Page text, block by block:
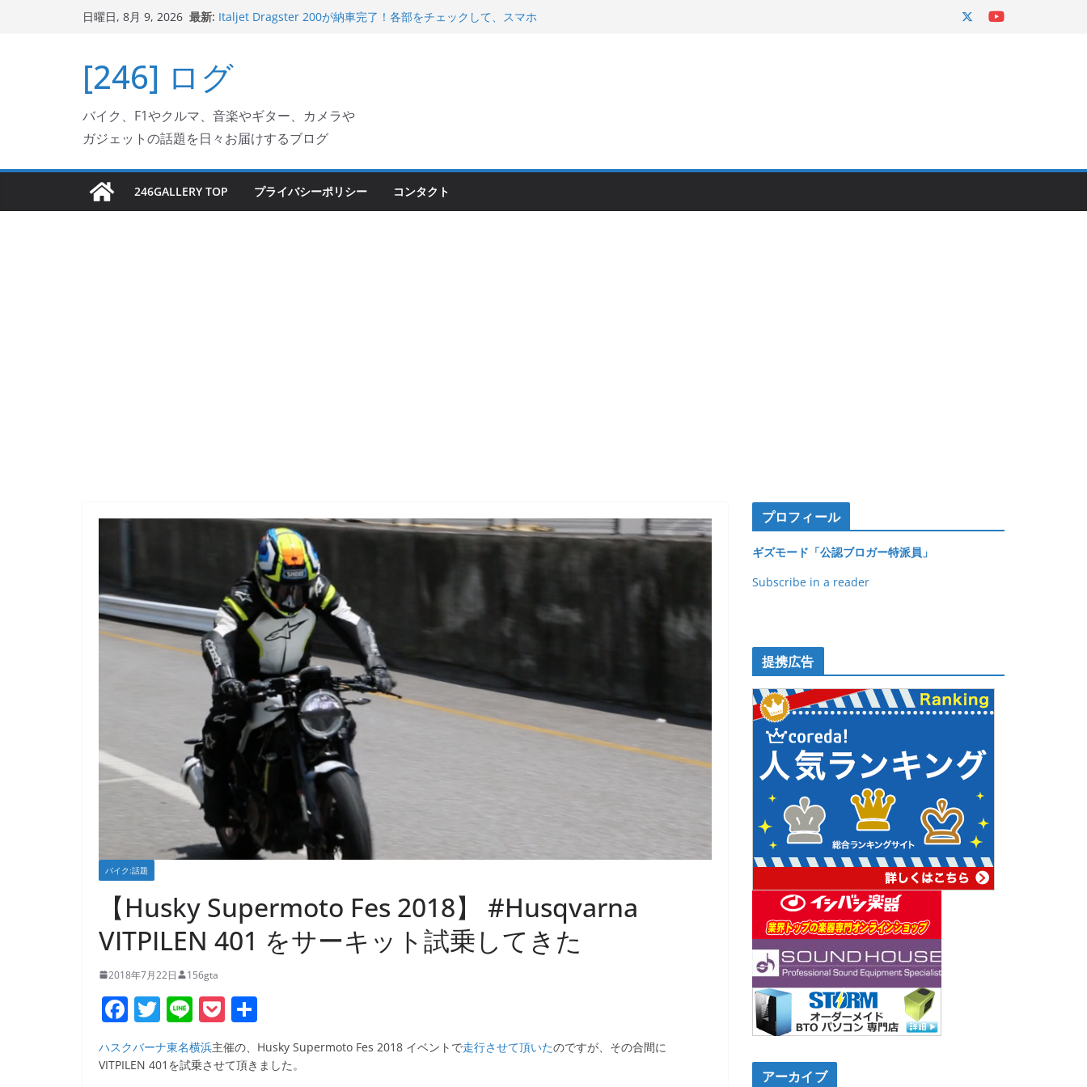
キ
プ
日曜日, 8月 9, 2026 最新: Italjet Dragster 200のフロントISSサスの動きが判ったらコーナ
ホルダー付けて、ガラスコーティング行って来た
Jeff Beck 逝去
岩手県奥州市へのふるさと納税で KGR HARMONY 南部鉄器エ
フェクターが返礼品でもらえる！
[246] ログ
バイク、F1やクルマ、音楽やギター、カメラや
ガジェットの話題を日々お届けするブログ
246GALLERY TOP プライバシーポリシー コンタクト
バイク:話題
【Husky Supermoto Fes 2018】 #Husqvarna
VITPILEN 401 をサーキット試乗してきた
2018年7月22日 156gta
F
a
c
T
w
itt
Li
n
e
P
o
ck
有
ハスクバーナ東名横浜主催の、Husky Supermoto Fes 2018 イベントで走行させて頂いたのですが、その合間に
VITPILEN 401を試乗させて頂きました。
プロフィール
ギズモード「公認ブロガー特派員」
Subscribe in a reader
提携広告
アーカイブ